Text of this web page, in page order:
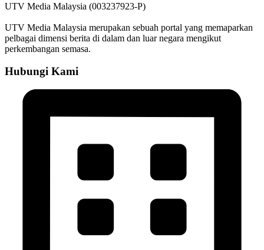
UTV Media Malaysia (003237923-P)
UTV Media Malaysia merupakan sebuah portal yang memaparkan
pelbagai dimensi berita di dalam dan luar negara mengikut
perkembangan semasa.
Hubungi Kami